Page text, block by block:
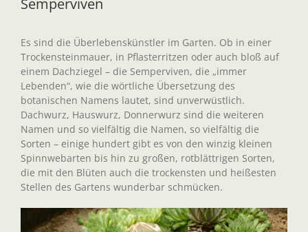
Es sind die Überlebenskünstler im Garten. Ob in einer
Trockensteinmauer, in Pflasterritzen oder auch bloß auf
einem Dachziegel – die Semperviven, die „immer
Lebenden“, wie die wörtliche Übersetzung des
botanischen Namens lautet, sind unverwüstlich.
Dachwurz, Hauswurz, Donnerwurz sind die weiteren
Namen und so vielfältig die Namen, so vielfältig die
Sorten – einige hundert gibt es von den winzig kleinen
Spinnwebarten bis hin zu großen, rotblättrigen Sorten,
die mit den Blüten auch die trockensten und heißesten
Stellen des Gartens wunderbar schmücken.